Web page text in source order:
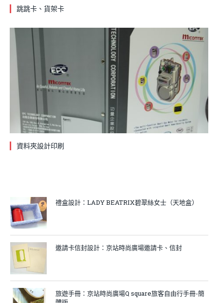
跳跳卡、貨架卡
資料夾設計印刷
禮盒設計：LADY BEATRIX碧翠絲女士（天地盒）
邀請卡信封設計：京站時尚廣場邀請卡、信封
旅遊手冊：京站時尚廣場Q square旅客自由行手冊-簡